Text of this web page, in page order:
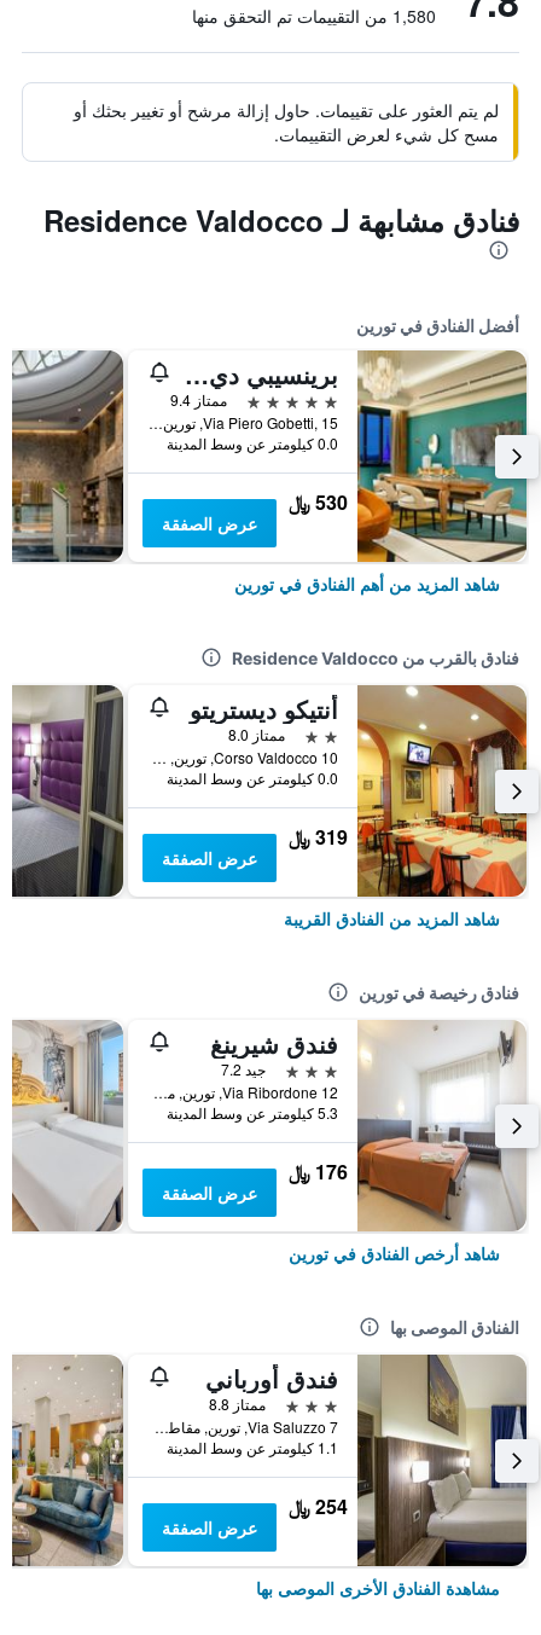
1,580 من التقييمات تم التحقق منها
لم يتم العثور على تقييمات. حاول إزالة مرشح أو تغيير بحثك أو
مسح كل شيء لعرض التقييمات.
فنادق مشابهة لـ Residence Valdocco
أفضل الفنادق في تورين
برينسيبي دي بيمونت || إون إ ٕإبيرينز | بريفيريد هوتلز آند ريزورتس
5 نجوم
ممتاز 9.4
Via Piero Gobetti, 15, تورين, مقاطعة تورينو, إيطاليا
0.0 كيلومتر عن وسط المدينة
530 ﷼
عرض الصفقة
شاهد المزيد من أهم الفنادق في تورين
فنادق بالقرب من Residence Valdocco
أنتيكو ديستريتو
2 نجمتين
ممتاز 8.0
Corso Valdocco 10, تورين, مقاطعة تورينو, إيطاليا
0.0 كيلومتر عن وسط المدينة
319 ﷼
عرض الصفقة
شاهد المزيد من الفنادق القريبة
فنادق رخيصة في تورين
فندق شيرينغ
3 نجوم
جيد 7.2
Via Ribordone 12, تورين, مقاطعة تورينو, إيطاليا
5.3 كيلومتر عن وسط المدينة
176 ﷼
عرض الصفقة
شاهد أرخص الفنادق في تورين
الفنادق الموصى بها
فندق أورباني
3 نجوم
ممتاز 8.8
Via Saluzzo 7, تورين, مقاطعة تورينو, إيطاليا
1.1 كيلومتر عن وسط المدينة
254 ﷼
عرض الصفقة
مشاهدة الفنادق الأخرى الموصى بها